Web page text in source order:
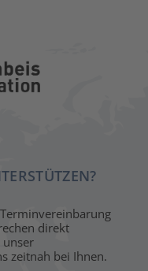
direkt
unser
zeitnah bei Ihnen.